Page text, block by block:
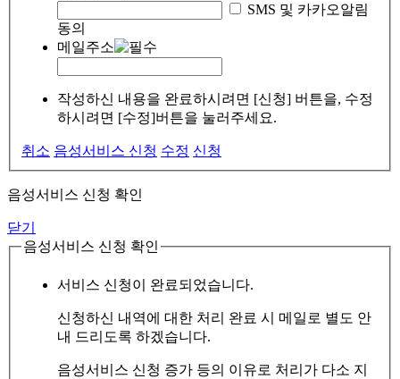
SMS 및 카카오알림
동의
메일주소
작성하신 내용을 완료하시려면 [신청] 버튼을, 수정
하시려면 [수정]버튼을 눌러주세요.
취소 음성서비스 신청 수정 신청
음성서비스 신청 확인
닫기
음성서비스 신청 확인
서비스 신청이 완료되었습니다.
신청하신 내역에 대한 처리 완료 시 메일로 별도 안
내 드리도록 하겠습니다.
음성서비스 신청 증가 등의 이유로 처리가 다소 지